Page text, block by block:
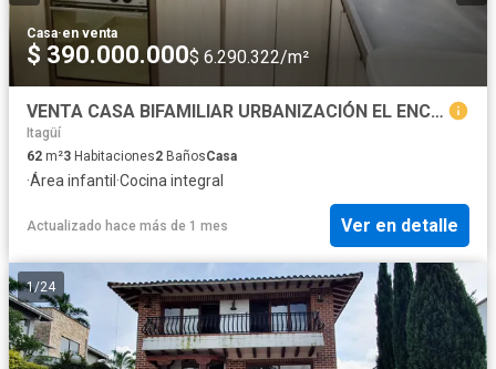
Casa·en venta
$ 390.000.000$ 6.290.322/m²
VENTA CASA BIFAMILIAR URBANIZACIÓN EL ENCANTO II, SURAMÉRICA, ITAGÜ
Itagüí
62 m²3 Habitaciones2 BañosCasa
·Área infantil ·Cocina integral
Actualizado hace más de 1 mes Ver en detalle
1/24